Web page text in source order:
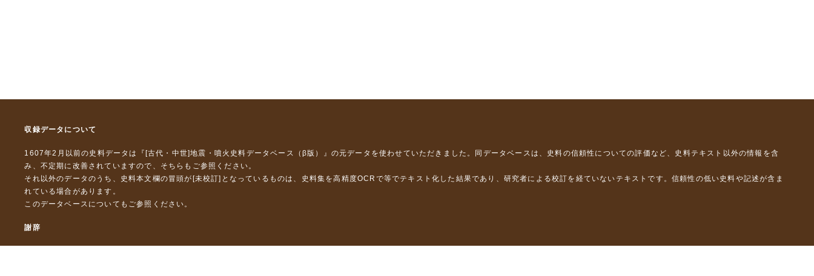
収録データについて
1607年2月以前の史料データは『 [古代・中世]地震・噴火史料データベース（β版）』 の元データを使わせていただきました。同データベースは、史料の信頼性についての評価など、史料テキスト以外の情報を含
み、不定期に改善されていますので、 そちら もご参照ください。
それ以外のデータのうち、史料本文欄の冒頭が[未校訂]となっているものは、史料集を高精度OCRで等でテキスト化した結果であり、研究者による校訂を経ていないテキストです。信頼性の低い史料や記述が含ま
れている場合があります。
このデータベースについて もご参照ください。
謝辞